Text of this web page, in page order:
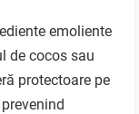
emoliente
de cocos sau
protectoare pe